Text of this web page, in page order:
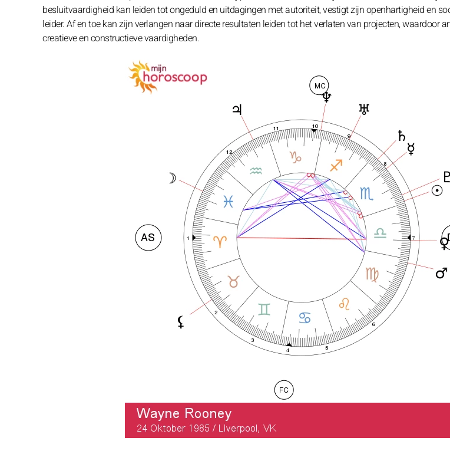
besluitvaardigheid kan leiden tot ongeduld en uitdagingen met autoriteit, vestigt zijn openhartigheid en
leider. Af en toe kan zijn verlangen naar directe resultaten leiden tot het verlaten van projecten, waardoor
creatieve en constructieve vaardigheden.